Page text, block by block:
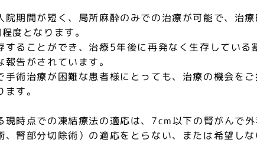
院期間が短く、局所麻酔のみでの治療が可能で、治
度となります。
することができ、治療5年後に再発なく生存している
告がされています。
手術治療が困難な患者様にとっても、治療の機会をご
す。
現時点での凍結療法の適応は、7cm以下の腎がんで
、腎部分切除術）の適応をとらない、または希望し